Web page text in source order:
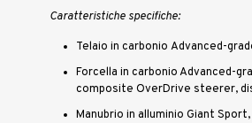
Caratteristiche specifiche:
Telaio in carbonio Advanced-
Forcella in carbonio Advanced-
composite OverDrive steerer,
Manubrio in alluminio Giant